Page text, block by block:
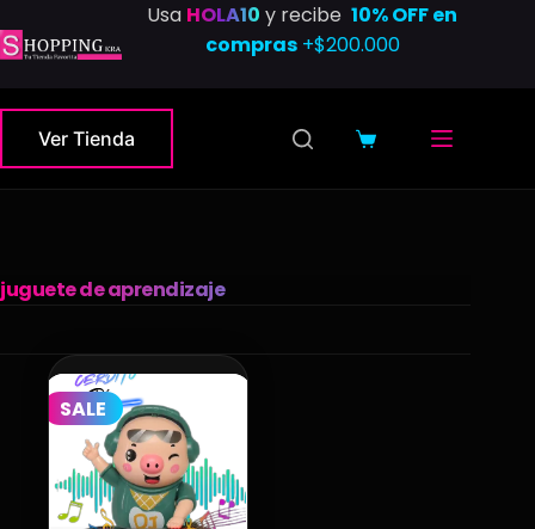
al
Usa HOLA10 y recibe10% OFF en
compras+$200.000
Ver Tienda
Carro
juguete de aprendizaje
SALE